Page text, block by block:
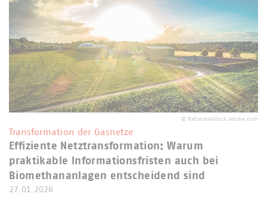
© Natascha/stock.adobe.com
Transformation der Gasnetze
Effiziente Netztransformation: Warum
praktikable Informationsfristen auch bei
Biomethananlagen entscheidend sind
27.01.2026